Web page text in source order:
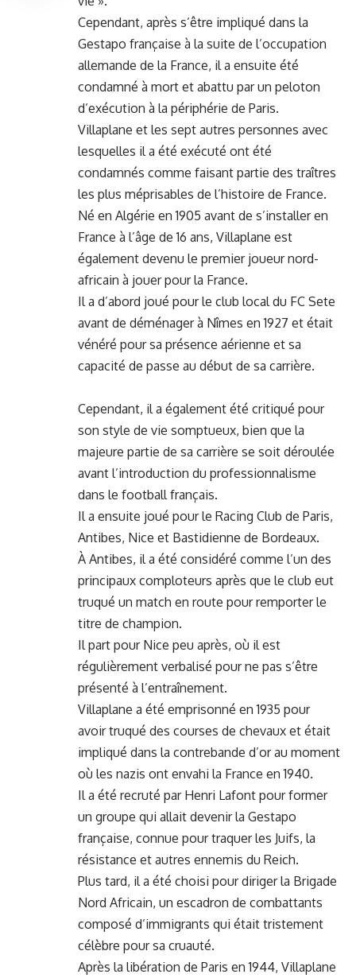
Cependant, après s’être impliqué dans la
Gestapo française à la suite de l’occupation
allemande de la France, il a ensuite été
condamné à mort et abattu par un peloton
d’exécution à la périphérie de Paris.
Villaplane et les sept autres personnes avec
lesquelles il a été exécuté ont été
condamnés comme faisant partie des traîtres
les plus méprisables de l’histoire de France.
Né en Algérie en 1905 avant de s’installer en
France à l’âge de 16 ans, Villaplane est
également devenu le premier joueur nord-
africain à jouer pour la France.
Il a d’abord joué pour le club local du FC Sete
avant de déménager à Nîmes en 1927 et était
vénéré pour sa présence aérienne et sa
capacité de passe au début de sa carrière.
Cependant, il a également été critiqué pour
son style de vie somptueux, bien que la
majeure partie de sa carrière se soit déroulée
avant l’introduction du professionnalisme
dans le football français.
Il a ensuite joué pour le Racing Club de Paris,
Antibes, Nice et Bastidienne de Bordeaux.
À Antibes, il a été considéré comme l’un des
principaux comploteurs après que le club eut
truqué un match en route pour remporter le
titre de champion.
Il part pour Nice peu après, où il est
régulièrement verbalisé pour ne pas s’être
présenté à l’entraînement.
Villaplane a été emprisonné en 1935 pour
avoir truqué des courses de chevaux et était
impliqué dans la contrebande d’or au moment
où les nazis ont envahi la France en 1940.
Il a été recruté par Henri Lafont pour former
un groupe qui allait devenir la Gestapo
française, connue pour traquer les Juifs, la
résistance et autres ennemis du Reich.
Plus tard, il a été choisi pour diriger la Brigade
Nord Africain, un escadron de combattants
composé d’immigrants qui était tristement
célèbre pour sa cruauté.
Après la libération de Paris en 1944, Villaplane